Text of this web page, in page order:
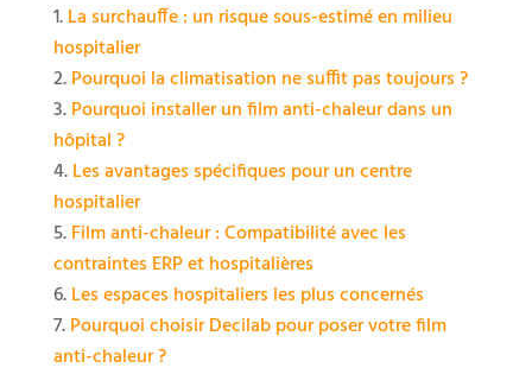
La surchauffe : un risque sous-estimé en milieu
hospitalier
Pourquoi la climatisation ne suffit pas toujours ?
Pourquoi installer un film anti-chaleur dans un
hôpital ?
Les avantages spécifiques pour un centre
hospitalier
Film anti-chaleur : Compatibilité avec les
contraintes ERP et hospitalières
Les espaces hospitaliers les plus concernés
Pourquoi choisir Decilab pour poser votre film
anti-chaleur ?